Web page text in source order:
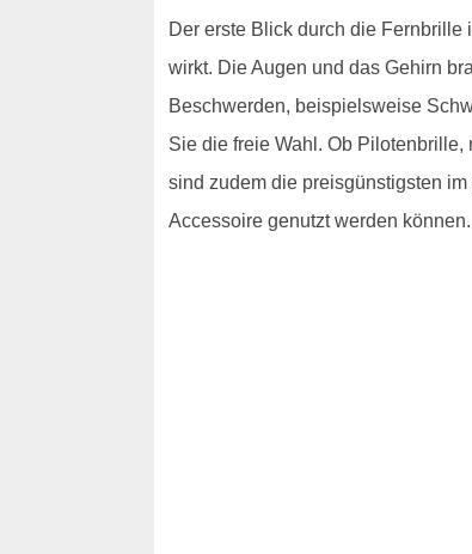
Der erste Blick durch die
wirkt. Die Augen und das Gehirn
Beschwerden, beispielsweise
Sie die freie Wahl. Ob
sind zudem die preisgünstigsten
Accessoire genutzt werden können.